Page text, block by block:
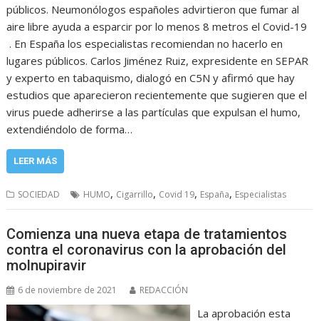
públicos. Neumonólogos españoles advirtieron que fumar al
aire libre ayuda a esparcir por lo menos 8 metros el Covid-19
. En España los especialistas recomiendan no hacerlo en
lugares públicos. Carlos Jiménez Ruiz, expresidente en SEPAR
y experto en tabaquismo, dialogó en C5N y afirmó que hay
estudios que aparecieron recientemente que sugieren que el
virus puede adherirse a las partículas que expulsan el humo,
extendiéndolo de forma…
LEER MÁS
SOCIEDAD HUMO, Cigarrillo, Covid 19, España, Especialistas
Comienza una nueva etapa de tratamientos
contra el coronavirus con la aprobación del
molnupiravir
6 de noviembre de 2021 REDACCIÓN
La aprobación esta